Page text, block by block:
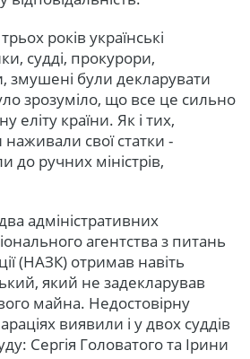
років українські
судді, прокурори,
змушені були декларувати
зрозуміло, що все це сильно
еліту країни. Як і тих,
свої статки -
до ручних міністрів,
адміністративних
агентства з питань
(НАЗК) отримав навіть
який не задекларував
майна. Недостовірну
виявили ​​і у двох суддів
Сергія Головатого та Ірини